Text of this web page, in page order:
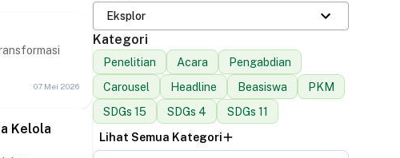
07 Mei 2026
Kelola
Eksplor
Kategori
Penelitian Acara
Pengabdian
Carousel
Headline Beasiswa
PKM
SDGs 15
SDGs 4
SDGs 11
Lihat Semua Kategori